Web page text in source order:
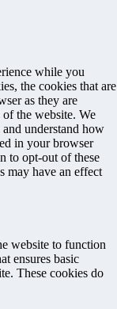
while you
the cookies that are
as they are
the website. We
understand how
in your browser
to opt-out of these
may have an effect
website to function
ensures basic
These cookies do